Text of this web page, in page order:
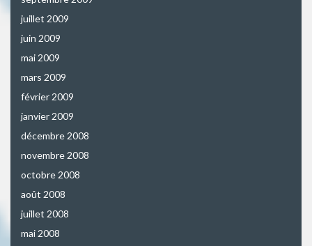
juillet 2009
juin 2009
mai 2009
mars 2009
février 2009
janvier 2009
décembre 2008
novembre 2008
octobre 2008
août 2008
juillet 2008
mai 2008